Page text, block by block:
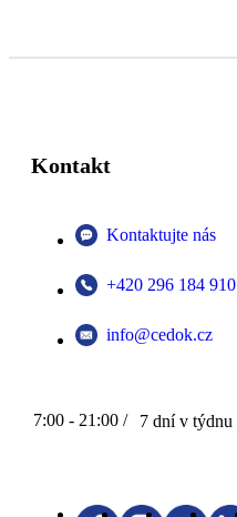
Kontakt
Kontaktujte nás
+420 296 184 910
info@cedok.cz
7:00 - 21:00 / 7 dní v týdnu